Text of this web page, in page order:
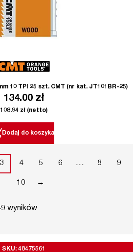
10 TPI 25 szt. CMT (nr kat. JT101BR-25)
134.00 zł
108.94 zł(netto)
Dodaj do koszyka
3 4 5 6 … 8 9
10 →
wyników
SKU: 48475561